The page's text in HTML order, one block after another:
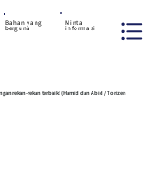
Bahan yang
berguna
Minta
informasi
rekan-rekan terbaik! (Hamid dan Abid / Torizen